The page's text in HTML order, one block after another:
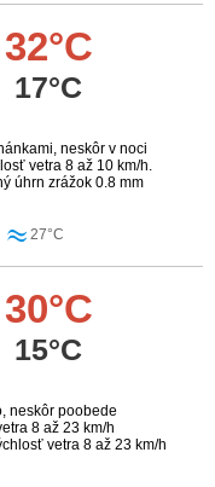
32°C
17°C
neskôr v noci
vetra 8 až 10 km/h.
úhrn zrážok 0.8 mm
27°C
30°C
15°C
neskôr poobede
8 až 23 km/h
vetra 8 až 23 km/h